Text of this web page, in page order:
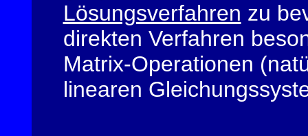
Lösungsverfahren zu
direkten Verfahren
Matrix-Operationen
linearen